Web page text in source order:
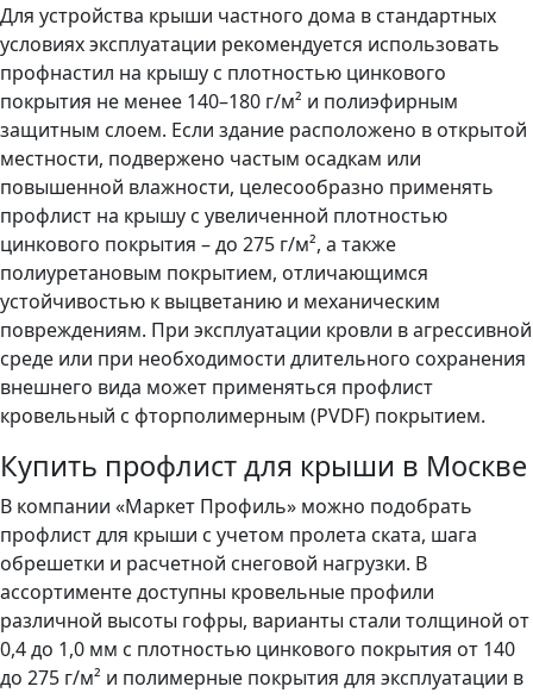
Для устройства крыши частного дома в стандартных
условиях эксплуатации рекомендуется использовать
профнастил на крышу с плотностью цинкового
покрытия не менее 140–180 г/м² и полиэфирным
защитным слоем. Если здание расположено в открытой
местности, подвержено частым осадкам или
повышенной влажности, целесообразно применять
профлист на крышу с увеличенной плотностью
цинкового покрытия – до 275 г/м², а также
полиуретановым покрытием, отличающимся
устойчивостью к выцветанию и механическим
повреждениям. При эксплуатации кровли в агрессивной
среде или при необходимости длительного сохранения
внешнего вида может применяться профлист
кровельный с фторполимерным (PVDF) покрытием.
Купить профлист для крыши в Москве
В компании «Маркет Профиль» можно подобрать
профлист для крыши с учетом пролета ската, шага
обрешетки и расчетной снеговой нагрузки. В
ассортименте доступны кровельные профили
различной высоты гофры, варианты стали толщиной от
0,4 до 1,0 мм с плотностью цинкового покрытия от 140
до 275 г/м² и полимерные покрытия для эксплуатации в